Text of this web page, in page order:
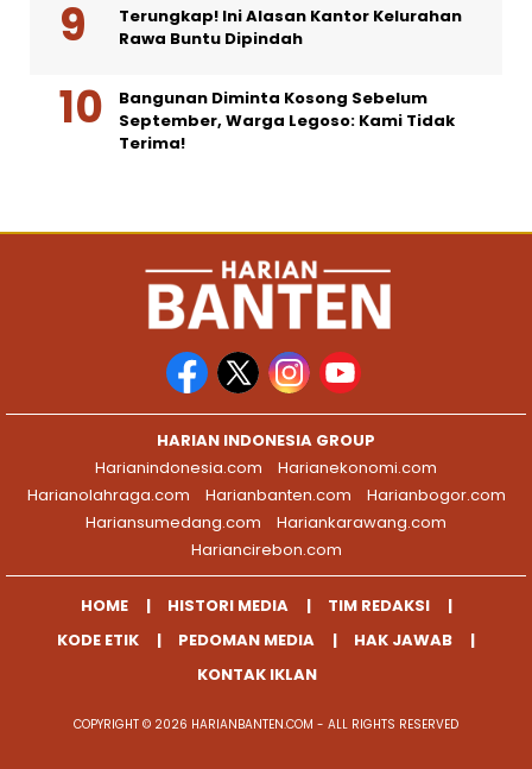
Terungkap! Ini Alasan Kantor Kelurahan
Rawa Buntu Dipindah
Bangunan Diminta Kosong Sebelum
September, Warga Legoso: Kami Tidak
Terima!
HARIAN INDONESIA GROUP
Harianindonesia.com
Harianekonomi.com
Harianolahraga.com
Harianbanten.com
Harianbogor.com
Hariansumedang.com
Hariankarawang.com
Hariancirebon.com
HOME HISTORI MEDIA
TIM REDAKSI
KODE ETIK
PEDOMAN MEDIA
HAK JAWAB
KONTAK IKLAN
COPYRIGHT © 2026 HARIANBANTEN.COM - ALL RIGHTS RESERVED